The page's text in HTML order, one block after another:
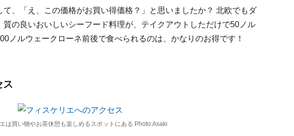
て、「え、この価格がお買い得価格？」と思いましたか？ 北欧でもダ
質の良いおいしいシーフード料理が、テイクアウトしただけで50ノル
ノルウェークローネ前後で食べられるのは、かなりのお得です！
ス
は買い物やお茶休憩も楽しめるスポットにある Photo:Asaki